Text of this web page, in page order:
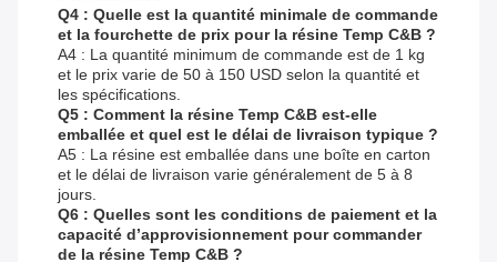
Q4 : Quelle est la quantité minimale de commande
et la fourchette de prix pour la résine Temp C&B ?
A4 : La quantité minimum de commande est de 1 kg
et le prix varie de 50 à 150 USD selon la quantité et
les spécifications.
Q5 : Comment la résine Temp C&B est-elle
emballée et quel est le délai de livraison typique ?
A5 : La résine est emballée dans une boîte en carton
et le délai de livraison varie généralement de 5 à 8
jours.
Q6 : Quelles sont les conditions de paiement et la
capacité d’approvisionnement pour commander
de la résine Temp C&B ?